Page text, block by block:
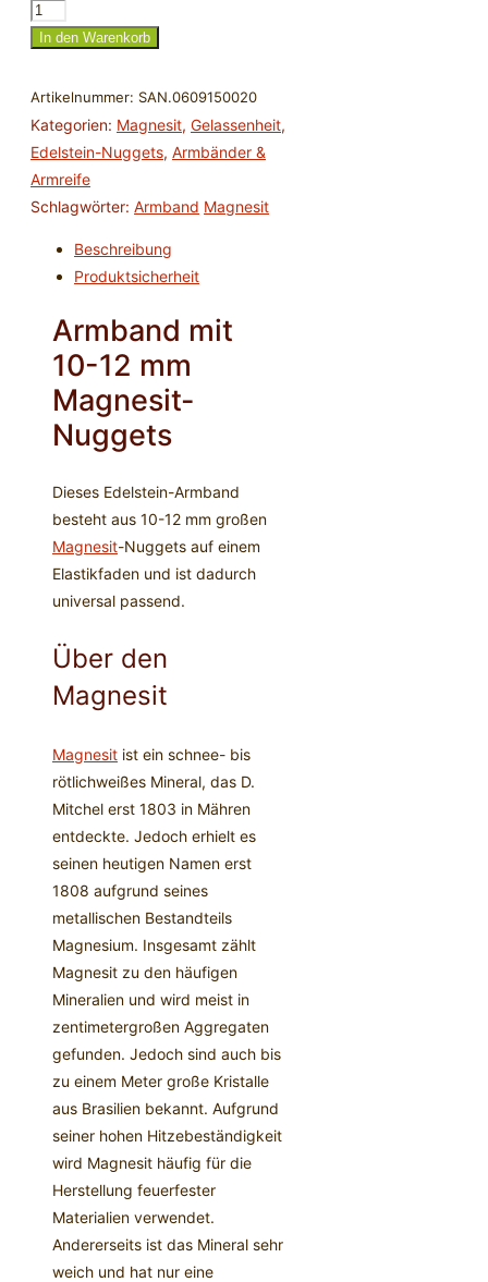
Armband
Magnesit,
12mm
Nuggets
Menge
In den Warenkorb
Artikelnummer: SAN.0609150020
Kategorien: Magnesit, Gelassenheit,
Edelstein-Nuggets, Armbänder &
Armreife
Schlagwörter: Armband Magnesit
Beschreibung
Produktsicherheit
Armband mit
10-12 mm
Magnesit-
Nuggets
Dieses Edelstein-Armband
besteht aus 10-12 mm großen
Magnesit-Nuggets auf einem
Elastikfaden und ist dadurch
universal passend.
Über den
Magnesit
Magnesit ist ein schnee- bis
rötlichweißes Mineral, das D.
Mitchel erst 1803 in Mähren
entdeckte. Jedoch erhielt es
seinen heutigen Namen erst
1808 aufgrund seines
metallischen Bestandteils
Magnesium. Insgesamt zählt
Magnesit zu den häufigen
Mineralien und wird meist in
zentimetergroßen Aggregaten
gefunden. Jedoch sind auch bis
zu einem Meter große Kristalle
aus Brasilien bekannt. Aufgrund
seiner hohen Hitzebeständigkeit
wird Magnesit häufig für die
Herstellung feuerfester
Materialien verwendet.
Andererseits ist das Mineral sehr
weich und hat nur eine